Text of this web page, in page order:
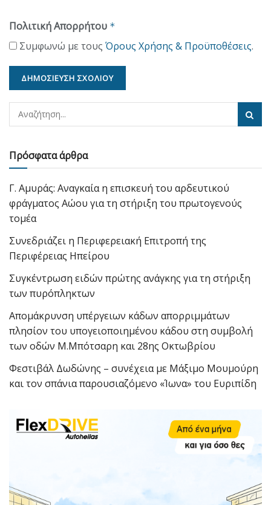
Πολιτική Απορρήτου *
Συμφωνώ με τους Όρους Χρήσης & Προϋποθέσεις.
Πρόσφατα άρθρα
Γ. Αμυράς: Αναγκαία η επισκευή του αρδευτικού
φράγματος Αώου για τη στήριξη του πρωτογενούς
τομέα
Συνεδριάζει η Περιφερειακή Επιτροπή της
Περιφέρειας Ηπείρου
Συγκέντρωση ειδών πρώτης ανάγκης για τη στήριξη
των πυρόπληκτων
Απομάκρυνση υπέργειων κάδων απορριμμάτων
πλησίον του υπογειοποιημένου κάδου στη συμβολή
των οδών Μ.Μπότσαρη και 28ης Οκτωβρίου
Φεστιβάλ Δωδώνης – συνέχεια με Μάξιμο Μουμούρη
και τον σπάνια παρουσιαζόμενο «Ίωνα» του Ευριπίδη